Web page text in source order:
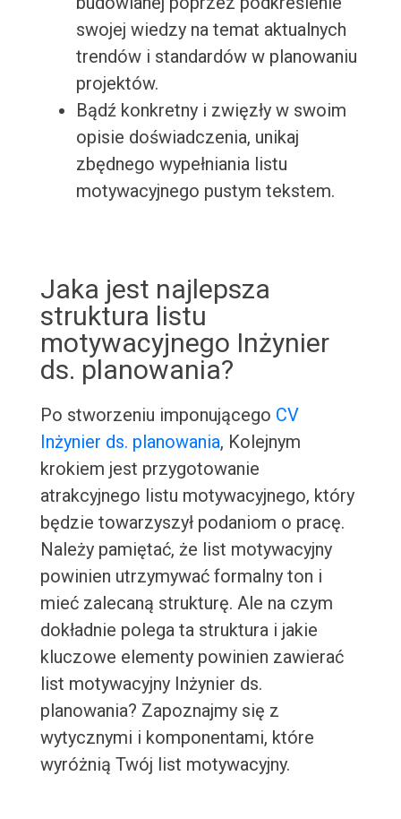
swojej wiedzy na temat aktualnych
trendów i standardów w planowaniu
projektów.
Bądź konkretny i zwięzły w swoim
opisie doświadczenia, unikaj
zbędnego wypełniania listu
motywacyjnego pustym tekstem.
Jaka jest najlepsza
struktura listu
motywacyjnego Inżynier
ds. planowania?
Po stworzeniu imponującego CV
Inżynier ds. planowania, Kolejnym
krokiem jest przygotowanie
atrakcyjnego listu motywacyjnego, który
będzie towarzyszył podaniom o pracę.
Należy pamiętać, że list motywacyjny
powinien utrzymywać formalny ton i
mieć zalecaną strukturę. Ale na czym
dokładnie polega ta struktura i jakie
kluczowe elementy powinien zawierać
list motywacyjny Inżynier ds.
planowania? Zapoznajmy się z
wytycznymi i komponentami, które
wyróżnią Twój list motywacyjny.